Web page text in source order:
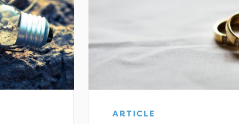
ARTICLE